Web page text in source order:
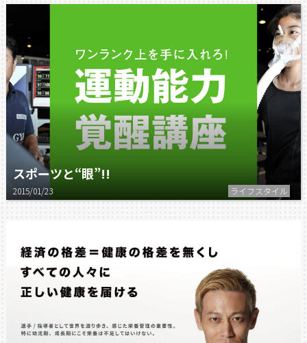
スポーツと“眼”!!
2015/01/23 ライフスタイル